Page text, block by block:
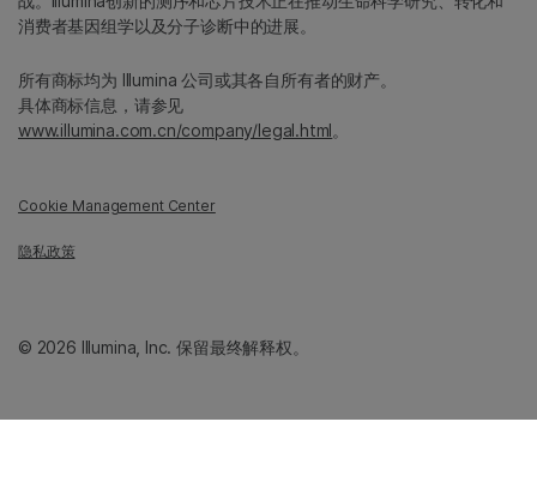
消费者基因组学以及分子诊断中的进展。
所有商标均为 Illumina 公司或其各自所有者的财产。
具体商标信息，请参见
www.illumina.com.cn/company/legal.html。
Cookie Management Center
隐私政策
© 2026 Illumina, Inc. 保留最终解释权。